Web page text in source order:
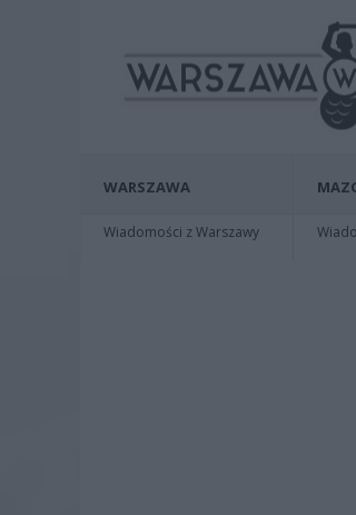
WARSZAWA
Wiadomości z Warszawy